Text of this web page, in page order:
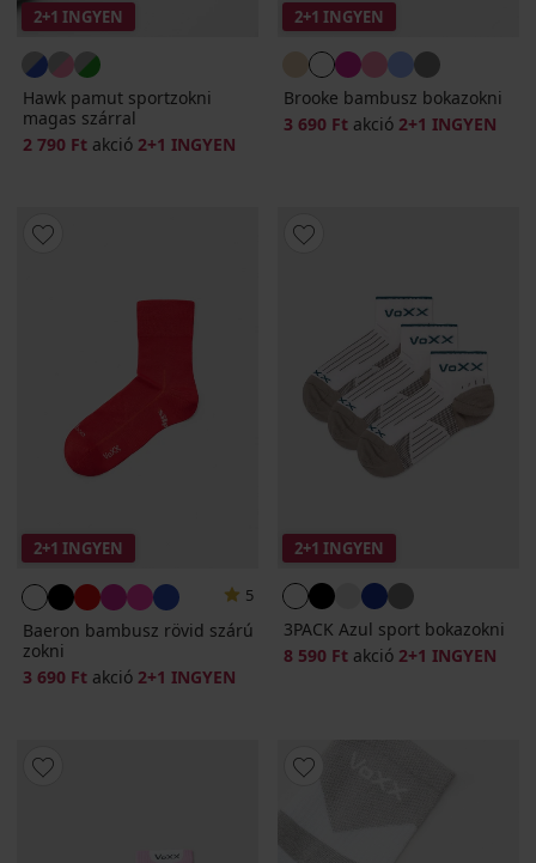
2+1 INGYEN
Hawk pamut sportzokni
magas szárral
2 790 Ft akció 2+1 INGYEN
2+1 INGYEN
Brooke bambusz bokazokni
3 690 Ft akció 2+1 INGYEN
2+1 INGYEN
5
Baeron bambusz rövid szárú
zokni
3 690 Ft akció 2+1 INGYEN
2+1 INGYEN
3PACK Azul sport bokazokni
8 590 Ft akció 2+1 INGYEN